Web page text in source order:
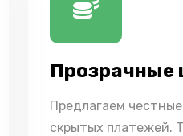
Прозрачные
Предлагаем
скрытых платежей.